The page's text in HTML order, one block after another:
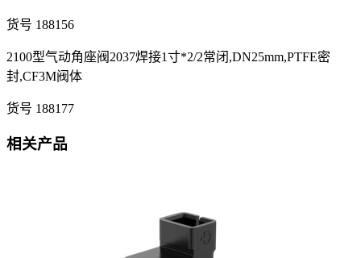
货号 188156
2100型气动角座阀2037焊接1寸*2/2常闭,DN25mm,PTFE密
封,CF3M阀体
货号 188177
相关产品